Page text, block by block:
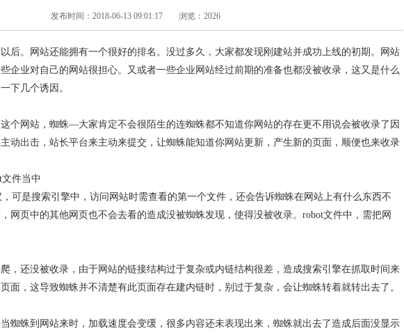
发布时间：2018-06-13 09:01:17 浏览：2026
后。网站还能拥有一个很好的排名。没过多久，大家都发现刚建站并成功上线的初期。网站
企业对自己的网站很担心。又或者一些企业网站经过前期的准备也都没被收录，这又是什么
下几个诱因。
个网站，蜘蛛—大家肯定不会很陌生的连蜘蛛都不知道你网站的存在更不用说会被收录了因
动出击，站长平台来主动来提交，让蜘蛛能知道你网站更新，产生新的页面，顺便也来收录
件当中
可是搜索引擎中，访问网站时需查看的第一个文件，还会告诉蜘蛛在网站上有什么东西不
网页中的其他网页也不会去看的造成没被蜘蛛发现，使得没被收录。robot文件中，需把网
，还没被收录，由于网站的链接结构过于复杂或内链结构很差，造成搜索引擎在抓取时间来
面，这导致蜘蛛并不清楚有此页面存在建内链时，别过于复杂，会让蜘蛛转着就转出去了。
蜘蛛到网站来时，加载速度会变缓，很多内容还未表现出来，蜘蛛就出去了造成后面没显示